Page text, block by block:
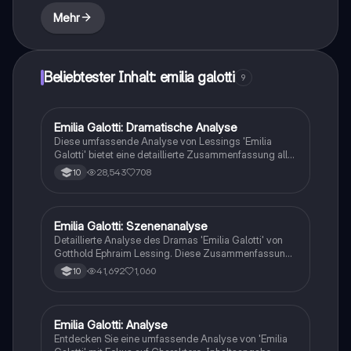
des Stücks.
Mehr
Beliebtester Inhalt: emilia galotti 9
Deutsch
Emilia Galotti: Dramatische Analyse
Diese umfassende Analyse von Lessings 'Emilia
Galotti' bietet eine detaillierte Zusammenfassung aller
Auftritte, Charakterisierungen und thematischen
Ausarbeitungen. Entdecken Sie die zentralen Konflikte
des Adels. Ideal für Studierende der Aufklärung und
Theaterwissenschaften.
10 28,543 708
Deutsch
Emilia Galotti: Szenenanalyse
Detaillierte Analyse des Dramas 'Emilia Galotti' von
Gotthold Ephraim Lessing. Diese Zusammenfassung
umfasst die wichtigsten Szenen, die
Personenkonstellationen und die zentralen Themen
Trauerspiels auseinandersetzen möchten.
10 41,692 1,060
Deutsch
Emilia Galotti: Analyse
Entdecken Sie eine umfassende Analyse von 'Emilia